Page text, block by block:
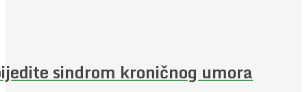
sindrom kroničnog umora